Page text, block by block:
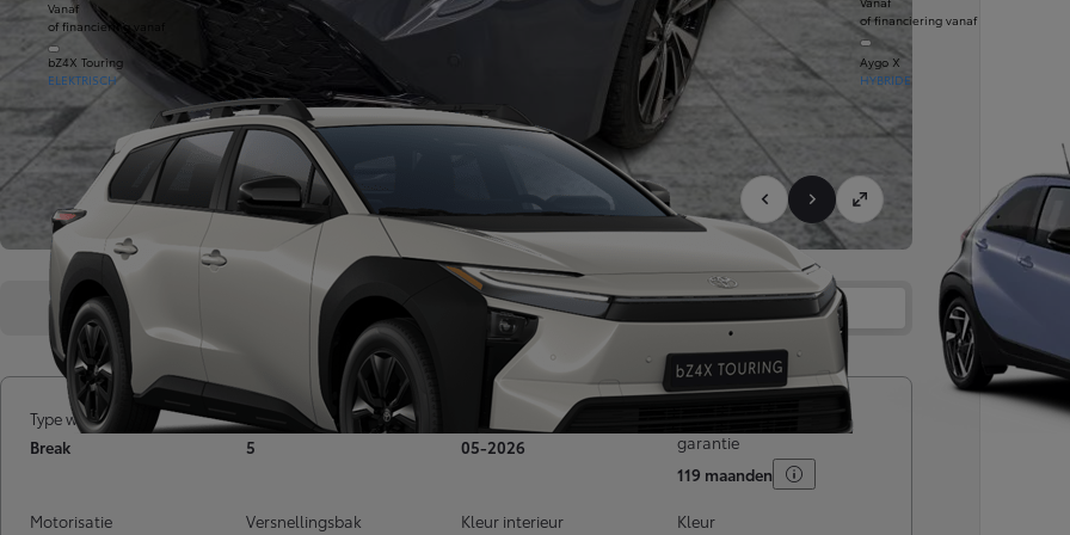
Vanaf
of financiering vanaf
of financiering vanaf
bZ4X Touring
ELEKTRISCH
Aygo X
HYBRIDE
Overzicht Kenmerken Services Dealer
Type wagen
Break
Deuren
5
Inschrijvingsdatum
05-2026
garantie
119 maanden
Motorisatie
Versnellingsbak
Kleur interieur
Kleur